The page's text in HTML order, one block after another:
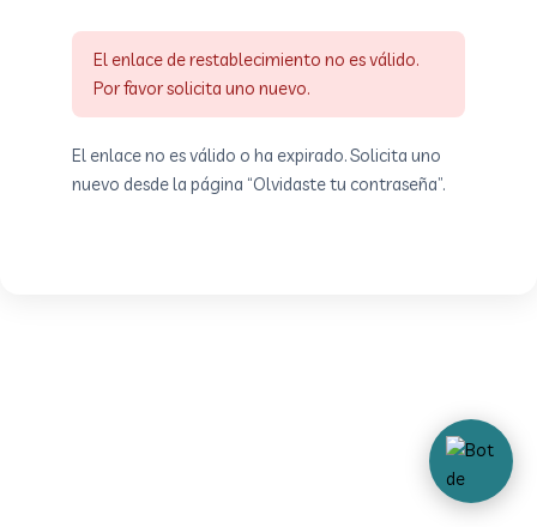
El enlace de restablecimiento no es válido.
Por favor solicita uno nuevo.
El enlace no es válido o ha expirado. Solicita uno
nuevo desde la página “Olvidaste tu contraseña”.